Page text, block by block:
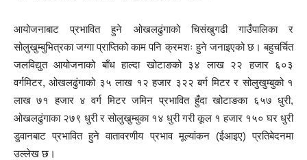
आयोजनाबाट प्रभावित हुने ओखलढुंगाको चिसंखुगढी गाउँपालिका र
सोलुखुम्बुभित्रका जग्गा प्राप्तिको काम पनि क्रमशः हुने जनाइएको छ। बहुचर्चित
जलविद्युत आयोजनाको बाँध हाल्दा खोटाङको ३४ लाख २२ हजार ६०३
वर्गमिटर, ओखलढुंगाको ३५ लाख १२ हजार ३२२ बर्ग मिटर र सोलुखुम्बुको १
लाख ७१ हजार ४ वर्ग मिटर जमिन प्रभावित हुँदा खोटाङका ६५७ धुरी,
ओखलढुंगाका २७९ धुरी र सोलुखुम्बुका १४ धुरी गरी कूल १ हजार १५० घर धुरी
डुवानबाट प्रभावित हुने वातावरणीय प्रभाव मूल्यांकन (ईआइए) प्रतिबेदनमा
उल्लेख छ।